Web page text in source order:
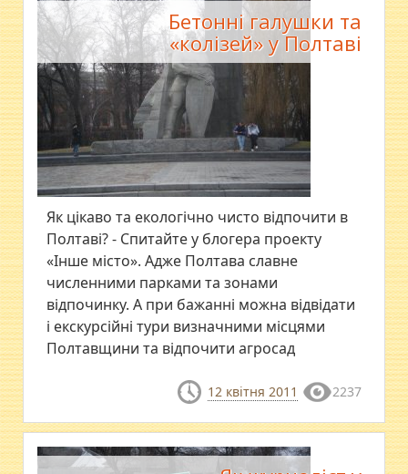
Бетонні галушки та
«колізей» у Полтаві
Як цікаво та екологічно чисто відпочити в
Полтаві? - Спитайте у блогера проекту
«Інше місто». Адже Полтава славне
численними парками та зонами
відпочинку. А при бажанні можна відвідати
і екскурсійні тури визначними місцями
Полтавщини та відпочити агросад
12 квітня 2011 2237